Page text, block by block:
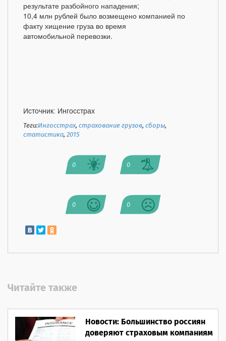
результате разбойного нападения;
10,4 млн рублей было возмещено компанией по
факту хищение груза во время
автомобильной перевозки.
Источник: Ингосстрах
Теги:Ингосстрах,страхование грузов,сборы,
статистика,2015
0 0
0 0
Читайте также
Новости: Большинство россиян
доверяют страховым компаниям